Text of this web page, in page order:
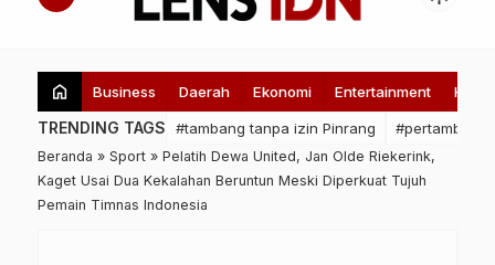
home Business Daerah Ekonomi Entertainment
TRENDING TAGS #tambang tanpa izin Pinrang
Beranda » Sport » Pelatih Dewa United, Jan Olde Riekerink,
Kaget Usai Dua Kekalahan Beruntun Meski Diperkuat Tujuh
Pemain Timnas Indonesia